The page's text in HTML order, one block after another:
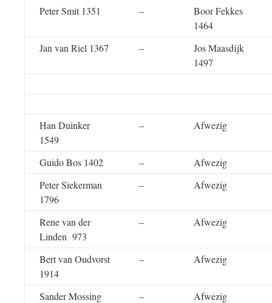
Peter Smit 1351
–
Boor Fekkes
1464
Jan van Riel 1367
–
Jos Maasdijk
1497
Han Duinker
1549
– Afwezig
Guido Bos 1402 –
Afwezig
Peter Siekerman
1796
– Afwezig
Rene van der
Linden 973
– Afwezig
Bert van Oudvorst
1914
– Afwezig
Sander Mossing
– Afwezig